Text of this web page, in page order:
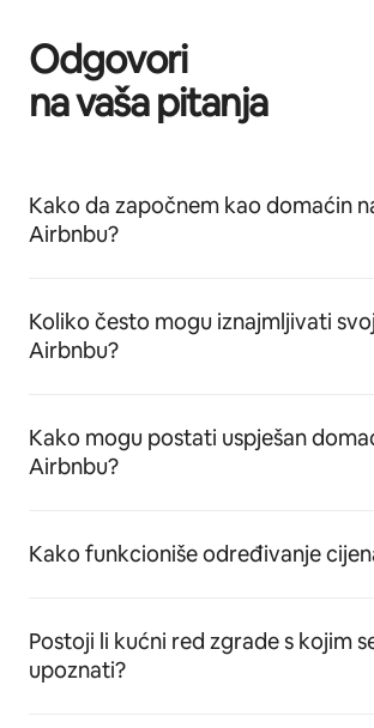
Odgovori
na vaša pitanja
Kako da započnem kao domaćin
Airbnbu?
Koliko često mogu iznajmljivati
Airbnbu?
Kako mogu postati uspješan
Airbnbu?
Kako funkcioniše određivanje
Postoji li kućni red zgrade s kojim
upoznati?